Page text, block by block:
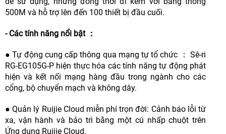
500M và hỗ trợ lên đến 100 thiết bị đầu cuối.
- Các tính năng nổi bật ：
● Tự động cung cấp thông qua mạng tự tổ chức ： Sê-ri
RG-EG105G-P hiện thực hóa các tính năng tự động phát
hiện và kết nối mạng hàng đầu trong ngành cho các
cổng, bộ chuyển mạch và không dây.
● Quản lý Ruijie Cloud miễn phí trọn đời: Cảnh báo lỗi từ
xa, vận hành và bảo trì bằng một cú nhấp chuột trên
Ứng dụng Ruijie Cloud.